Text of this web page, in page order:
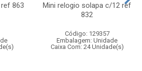
863
Mini relogio solapa c/12 ref
832
Código: 129357
Embalagem: Unidade
Caixa Com: 24 Unidade(s)